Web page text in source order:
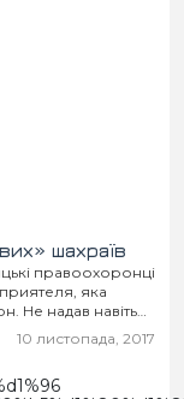
шахраїв
правоохоронці
яка
Не надав навіть
10 листопада, 2017